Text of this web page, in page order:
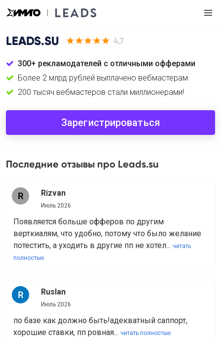
LEADS.SU 4,7
300+ рекламодателей с отличными офферами
Более 2 млрд рублей выплачено вебмастерам
200 тысяч вебмастеров стали миллионерами!
Зарегистрироваться
Последние отзывы про Leads.su
Rizvan
Июль 2026
Появляется больше офферов по другим
верткиалям, что удобно, потому что было желание
потестить, а уходить в другие пп не хотел... читать
полностью
Ruslan
Июль 2026
по базе как должно быть!адекватный саппорт,
хорошие ставки, пп ровная... читать полностью